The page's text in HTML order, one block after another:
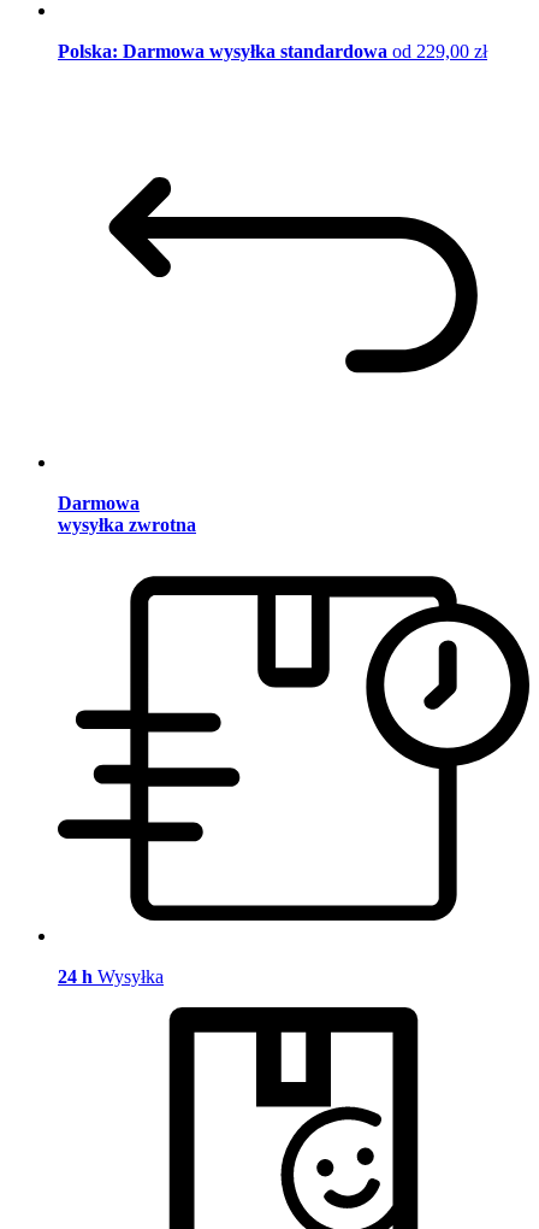
Polska: Darmowa wysyłka standardowa od 229,00 zł
Darmowa
wysyłka zwrotna
24 h Wysyłka